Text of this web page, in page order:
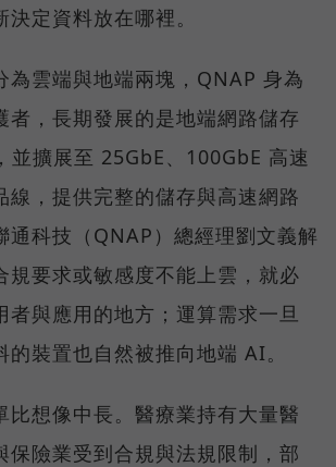
定資料放在哪裡。
為雲端與地端兩塊，QNAP 身為
者，長期發展的是地端網路儲存
並擴展至 25GbE、100GbE 高速
線，提供完整的儲存與高速網路
通科技（QNAP）總經理劉文義解
規要求或敏感度不能上雲，就必
者與應用的地方；運算需求一旦
裝置也自然被推向地端 AI。
比想像中長。醫療業持有大量醫
保險業受到合規與法規限制，部